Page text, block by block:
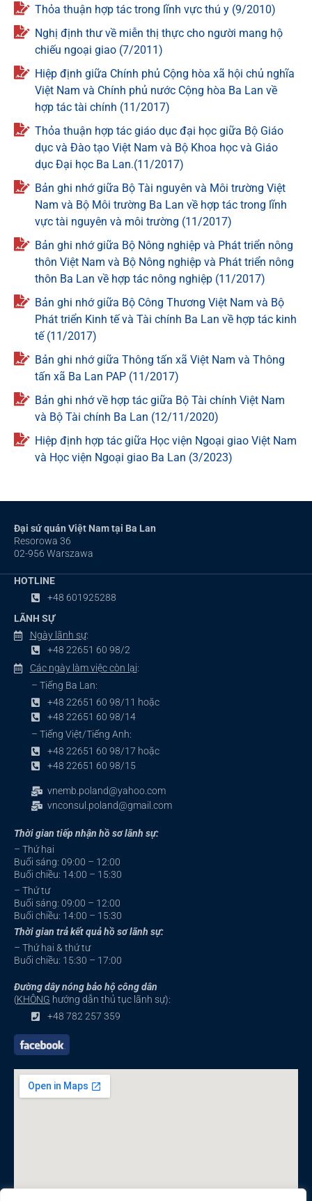
Thỏa thuận hợp tác trong lĩnh vực thú y (9/2010)
Nghị định thư về miễn thị thực cho người mang hộ
chiếu ngoại giao (7/2011)
Hiệp định giữa Chính phủ Cộng hòa xã hội chủ nghĩa
Việt Nam và Chính phủ nước Cộng hòa Ba Lan về
hợp tác tài chính (11/2017)
Thỏa thuận hợp tác giáo dục đại học giữa Bộ Giáo
dục và Đào tạo Việt Nam và Bộ Khoa học và Giáo
dục Đại học Ba Lan.(11/2017)
Bản ghi nhớ giữa Bộ Tài nguyên và Môi trường Việt
Nam và Bộ Môi trường Ba Lan về hợp tác trong lĩnh
vực tài nguyên và môi trường (11/2017)
Bản ghi nhớ giữa Bộ Nông nghiệp và Phát triển nông
thôn Việt Nam và Bộ Nông nghiệp và Phát triển nông
thôn Ba Lan về hợp tác nông nghiệp (11/2017)
Bản ghi nhớ giữa Bộ Công Thương Việt Nam và Bộ
Phát triển Kinh tế và Tài chính Ba Lan về hợp tác kinh
tế (11/2017)
Bản ghi nhớ giữa Thông tấn xã Việt Nam và Thông
tấn xã Ba Lan PAP (11/2017)
Bản ghi nhớ về hợp tác giữa Bộ Tài chính Việt Nam
và Bộ Tài chính Ba Lan (12/11/2020)
Hiệp định hợp tác giữa Học viện Ngoại giao Việt Nam
và Học viện Ngoại giao Ba Lan (3/2023)
Đại sứ quán Việt Nam tại Ba Lan
Resorowa 36
02-956 Warszawa
HOTLINE
+48 601925288
LÃNH SỰ
Ngày lãnh sự:
+48 22651 60 98/2
Các ngày làm việc còn lại:
– Tiếng Ba Lan:
+48 22651 60 98/11 hoặc
+48 22651 60 98/14
– Tiếng Việt/Tiếng Anh:
+48 22651 60 98/17 hoặc
+48 22651 60 98/15
vnemb.poland@yahoo.com
vnconsul.poland@gmail.com
Thời gian tiếp nhận hồ sơ lãnh sự:
– Thứ hai
Buổi sáng: 09:00 – 12:00
Buổi chiều: 14:00 – 15:30
– Thứ tư
Buổi sáng: 09:00 – 12:00
Buổi chiều: 14:00 – 15:30
Thời gian trả kết quả hồ sơ lãnh sự:
– Thứ hai & thứ tư
Buổi chiều: 15:30 – 17:00
Đường dây nóng bảo hộ công dân
(KHÔNG hướng dẫn thủ tục lãnh sự):
+48 782 257 359